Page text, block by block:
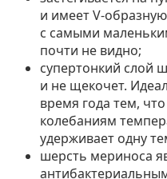
и имеет V-
с самыми
почти не видно;
супертонкий слой
и не щекочет.
время года тем,
колебаниям
удерживает одну
шерсть мериноса